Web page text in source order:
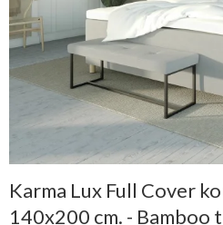
Karma Lux Full Cover
140x200 cm. - Bamboo